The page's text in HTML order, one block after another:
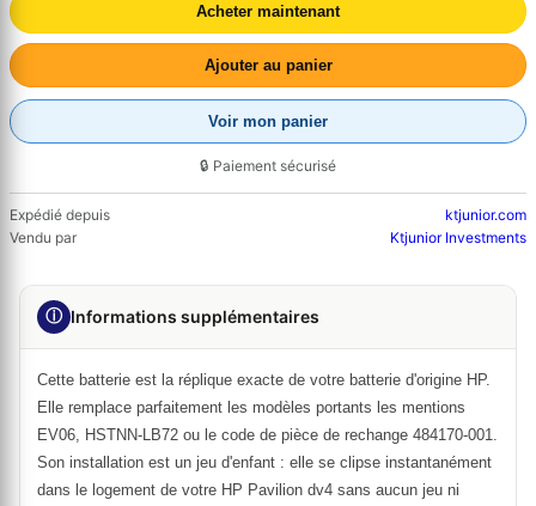
Acheter maintenant
Ajouter au panier
Voir mon panier
🔒 Paiement sécurisé
Expédié depuis
ktjunior.com
Vendu par
Ktjunior Investments
ⓘ Informations supplémentaires
Cette batterie est la réplique exacte de votre batterie d'origine HP.
Elle remplace parfaitement les modèles portants les mentions
EV06, HSTNN-LB72 ou le code de pièce de rechange 484170-001.
Son installation est un jeu d'enfant : elle se clipse instantanément
dans le logement de votre HP Pavilion dv4 sans aucun jeu ni